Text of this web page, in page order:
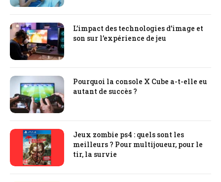
L’impact des technologies d’image et
son sur l’expérience de jeu
Pourquoi la console X Cube a-t-elle eu
autant de succès ?
Jeux zombie ps4 : quels sont les
meilleurs ? Pour multijoueur, pour le
tir, la survie